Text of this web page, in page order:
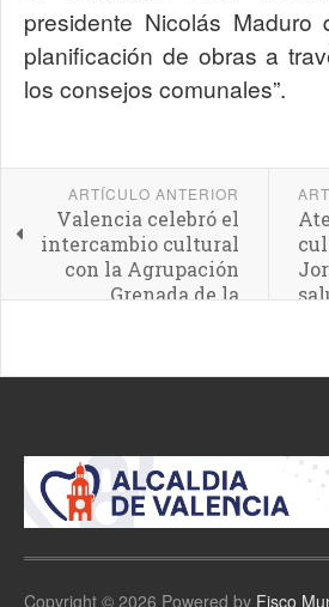
presidente Nicolás Maduro
planificación de obras a
los consejos comunales”.
ARTÍCULO ANTERIOR
Valencia celebró el
intercambio cultural
con la Agrupación
Grenada de la
Copyright © 2026 Powered by Fisco